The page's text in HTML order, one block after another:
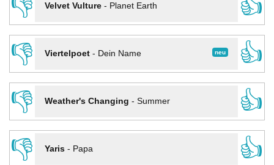
👎
Velvet Vulture- Planet Earth
👍
👎
neu
Viertelpoet- Dein Name
👍
👎
Weather's Changing - Summer
👍
👎
Yaris- Papa 👍